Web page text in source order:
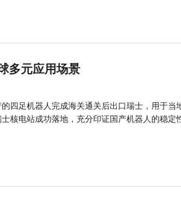
多元应用场景
四足机器人完成海关通关后出口瑞士，用于
核电站成功落地，充分印证国产机器人的稳定